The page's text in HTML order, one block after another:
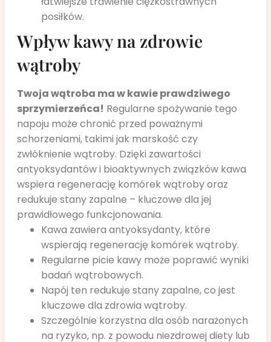
posiłków.
Wpływ kawy na zdrowie
wątroby
Twoja wątroba ma w kawie prawdziwego
sprzymierzeńca! Regularne spożywanie tego
napoju może chronić przed poważnymi
schorzeniami, takimi jak marskość czy
zwłóknienie wątroby. Dzięki zawartości
antyoksydantów i bioaktywnych związków kawa
wspiera regenerację komórek wątroby oraz
redukuje stany zapalne – kluczowe dla jej
prawidłowego funkcjonowania.
Kawa zawiera antyoksydanty, które
wspierają regenerację komórek wątroby.
Regularne picie kawy może poprawić wyniki
badań wątrobowych.
Napój ten redukuje stany zapalne, co jest
kluczowe dla zdrowia wątroby.
Szczególnie korzystna dla osób narażonych
na ryzyko, np. z powodu niezdrowej diety lub